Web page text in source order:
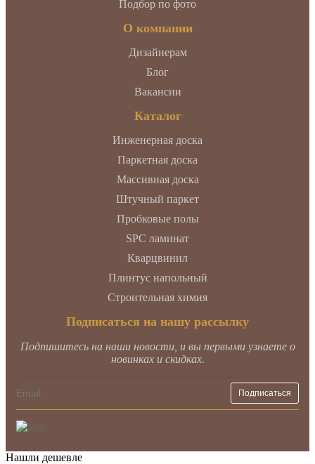
Подбор по фото
О компании
Дизайнерам
Блог
Вакансии
Каталог
Инженерная доска
Паркетная доска
Массивная доска
Штучный паркет
Пробковые полы
SPC ламинат
Кварцвинил
Плинтус напольный
Строительная химия
Подписаться на нашу рассылку
Подпишитесь на наши новости, и вы первыми узнаете о
новинках и скидках.
Нашли дешевле